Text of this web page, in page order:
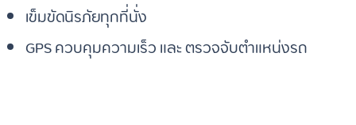
เข็มขัดนิรภัยทุกที่นั่ง
GPS ควบคุมความเร็ว และ ตรวจจับตำแหน่งรถ